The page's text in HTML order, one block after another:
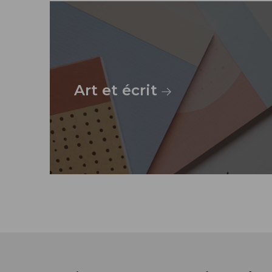
Art et écrit